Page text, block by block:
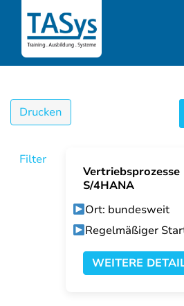
Drucken
Filter
S/4HANA
Ort: bundesweit
Regelmäßiger
WEITERE